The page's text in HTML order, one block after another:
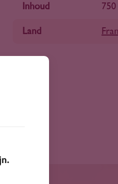
Inhoud 750
Land